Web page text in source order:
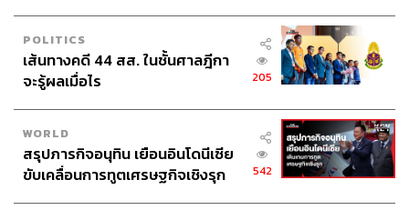
POLITICS
เส้นทางคดี 44 สส. ในชั้นศาลฎีกา
จะรู้ผลเมื่อไร
205
WORLD
สรุปภารกิจอนุทิน เยือนอินโดนีเซีย
ขับเคลื่อนการทูตเศรษฐกิจเชิงรุก
542